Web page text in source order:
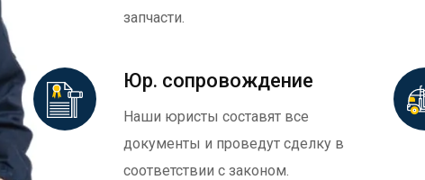
запчасти.
Юр. сопровождение
Наши юристы составят все
документы и проведут сделку в
соответствии с законом.